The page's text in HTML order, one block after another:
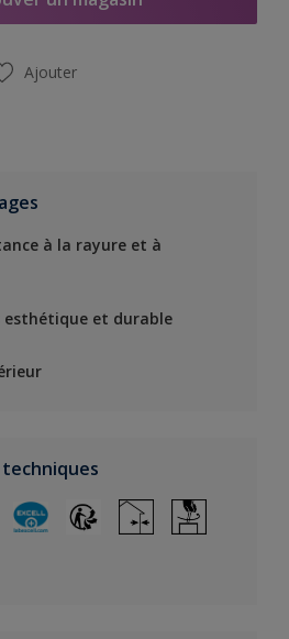
Ajouter
à la rayure et à
et durable